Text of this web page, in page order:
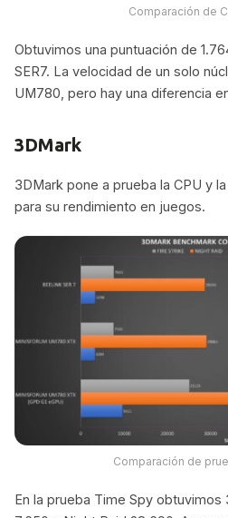
Comparación de
Obtuvimos una puntuación de
SER7. La velocidad de un solo
UM780, pero hay una diferencia
3DMark
3DMark pone a prueba la CPU y
para su rendimiento en juegos.
Comparación de
En la prueba Time Spy obtuvimos